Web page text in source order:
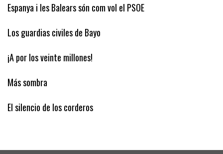
Espanya i les Balears són com vol el PSOE
Los guardias civiles de Bayo
¡A por los veinte millones!
Más sombra
El silencio de los corderos